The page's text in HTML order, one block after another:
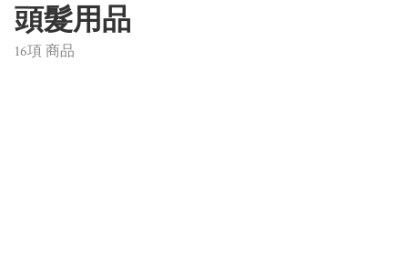
頭髮用品
16項 商品